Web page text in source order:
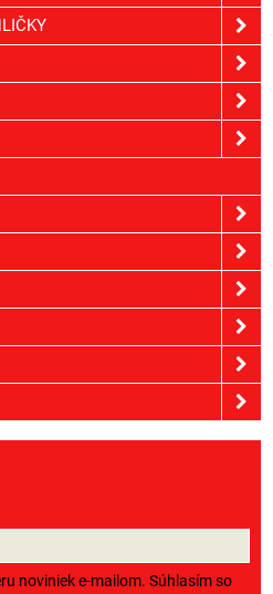
noviniek e-mailom. Súhlasím so